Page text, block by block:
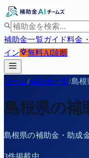
補助金一覧ガイド料金
イン
無料AI診断
ホーム/補助金一覧/島根
島根県の補
島根県の補助金・助成
3件掲載中